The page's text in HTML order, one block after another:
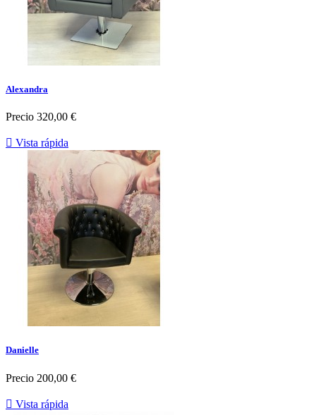
Alexandra
Precio 320,00 €
 Vista rápida
Danielle
Precio 200,00 €
 Vista rápida